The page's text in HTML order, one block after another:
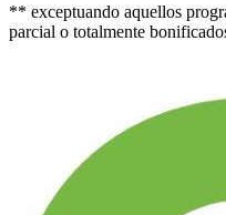
** exceptuando aquellos
parcial o totalmente